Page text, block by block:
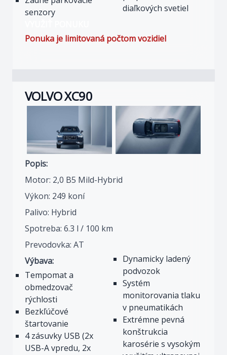
senzory
diaľkových svetiel
Ponuka je limitovaná počtom vozidiel
VOLVO XC90
Popis:
Motor: 2,0 B5 Mild-Hybrid
Výkon: 249 koní
Palivo: Hybrid
Spotreba: 6.3 l / 100 km
Prevodovka: AT
Výbava:
Tempomat a
obmedzovač
rýchlosti
Bezkľúčové
štartovanie
4 zásuvky USB (2x
USB-A vpredu, 2x
Dynamicky ladený
podvozok
Systém
monitorovania tlaku
v pneumatikách
Extrémne pevná
konštrukcia
karosérie s vysokým